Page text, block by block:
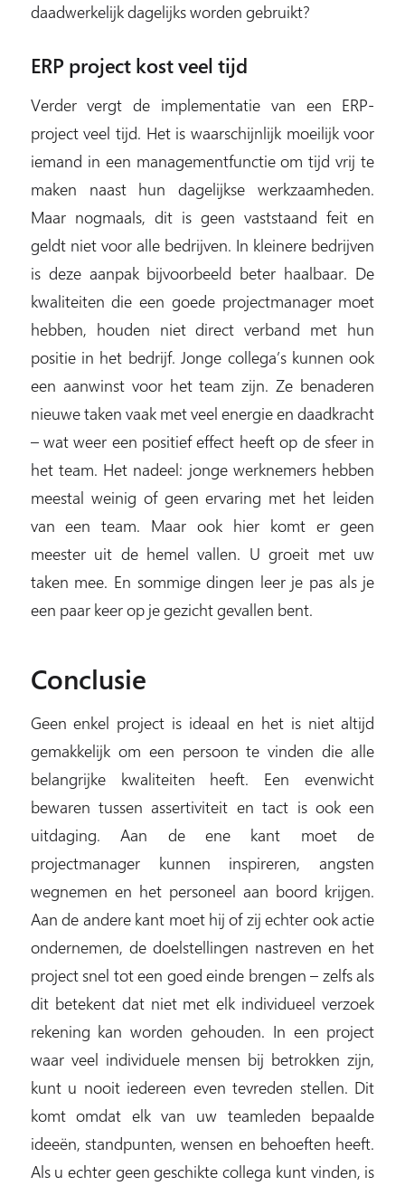
daadwerkelijk dagelijks worden gebruikt?
ERP project kost veel tijd
Verder vergt de implementatie van een ERP-
project veel tijd. Het is waarschijnlijk moeilijk voor
iemand in een managementfunctie om tijd vrij te
maken naast hun dagelijkse werkzaamheden.
Maar nogmaals, dit is geen vaststaand feit en
geldt niet voor alle bedrijven. In kleinere bedrijven
is deze aanpak bijvoorbeeld beter haalbaar. De
kwaliteiten die een goede projectmanager moet
hebben, houden niet direct verband met hun
positie in het bedrijf. Jonge collega’s kunnen ook
een aanwinst voor het team zijn. Ze benaderen
nieuwe taken vaak met veel energie en daadkracht
– wat weer een positief effect heeft op de sfeer in
het team. Het nadeel: jonge werknemers hebben
meestal weinig of geen ervaring met het leiden
van een team. Maar ook hier komt er geen
meester uit de hemel vallen. U groeit met uw
taken mee. En sommige dingen leer je pas als je
een paar keer op je gezicht gevallen bent.
Conclusie
Geen enkel project is ideaal en het is niet altijd
gemakkelijk om een persoon te vinden die alle
belangrijke kwaliteiten heeft. Een evenwicht
bewaren tussen assertiviteit en tact is ook een
uitdaging. Aan de ene kant moet de
projectmanager kunnen inspireren, angsten
wegnemen en het personeel aan boord krijgen.
Aan de andere kant moet hij of zij echter ook actie
ondernemen, de doelstellingen nastreven en het
project snel tot een goed einde brengen – zelfs als
dit betekent dat niet met elk individueel verzoek
rekening kan worden gehouden. In een project
waar veel individuele mensen bij betrokken zijn,
kunt u nooit iedereen even tevreden stellen. Dit
komt omdat elk van uw teamleden bepaalde
ideeën, standpunten, wensen en behoeften heeft.
Als u echter geen geschikte collega kunt vinden, is